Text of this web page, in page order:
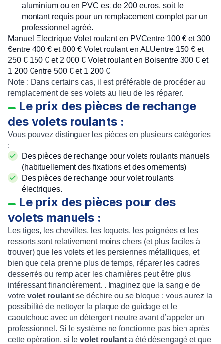
aluminium ou en PVC est de 200 euros, soit le
montant requis pour un remplacement complet par un
professionnel agréé.
Manuel Electrique Volet roulant en PVCentre 100 € et 300
€entre 400 € et 800 € Volet roulant en ALUentre 150 € et
250 € 150 € et 2 000 € Volet roulant en Boisentre 300 € et
1 200 €entre 500 € et 1 200 €
Note : Dans certains cas, il est préférable de procéder au
remplacement de ses volets au lieu de les réparer.
Le prix des pièces de rechange
des volets roulants :
Vous pouvez distinguer les pièces en plusieurs catégories
:
Des pièces de rechange pour volets roulants manuels
(habituellement des fixations et des ornements)
Des pièces de rechange pour volet roulants
électriques.
Le prix des pièces pour des
volets manuels :
Les tiges, les chevilles, les loquets, les poignées et les
ressorts sont relativement moins chers (et plus faciles à
trouver) que les volets et les persiennes métalliques, et
bien que cela prenne plus de temps, réparer les cadres
desserrés ou remplacer les charnières peut être plus
intéressant financièrement. . Imaginez que la sangle de
votre volet roulant se déchire ou se bloque : vous aurez la
possibilité de nettoyer la plaque de guidage et le
caoutchouc avec un détergent neutre avant d’appeler un
professionnel. Si le système ne fonctionne pas bien après
cette opération, si le volet roulant a été désengagé et que